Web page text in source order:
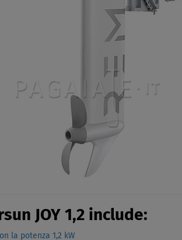
JOY 1,2 include:
la potenza 1,2 kW